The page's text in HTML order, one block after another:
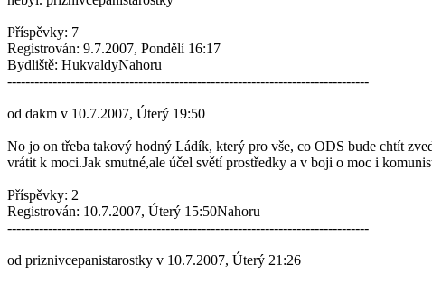
Příspěvky: 7
Registrován: 9.7.2007, Pondělí 16:17
Bydliště: HukvaldyNahoru
--------------------------------------------------------------------------------
od dakm v 10.7.2007, Úterý 19:50
No jo on třeba takový hodný Ládík, který pro vše, co ODS bude chtít
vrátit k moci.Jak smutné,ale účel světí prostředky a v boji o moc i
Příspěvky: 2
Registrován: 10.7.2007, Úterý 15:50Nahoru
--------------------------------------------------------------------------------
od priznivcepanistarostky v 10.7.2007, Úterý 21:26